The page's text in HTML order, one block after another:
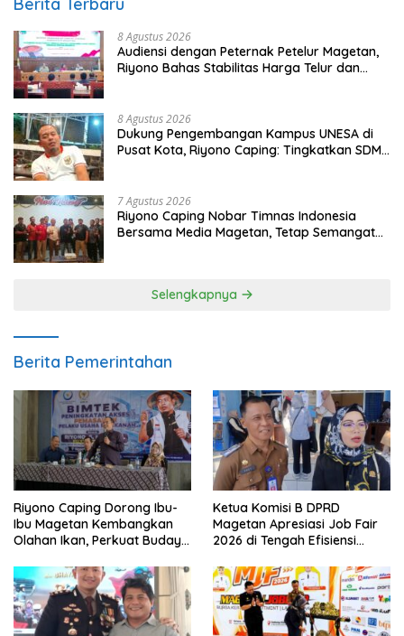
Berita Terbaru
8 Agustus 2026
Audiensi dengan Peternak Petelur Magetan,
Riyono Bahas Stabilitas Harga Telur dan
8 Agustus 2026
Dukung Pengembangan Kampus UNESA di
Pusat Kota, Riyono Caping: Tingkatkan SDM
7 Agustus 2026
Riyono Caping Nobar Timnas Indonesia
Bersama Media Magetan, Tetap Semangat
Selengkapnya
Berita Pemerintahan
Riyono Caping Dorong Ibu-
Ibu Magetan Kembangkan
Olahan Ikan, Perkuat Budaya
Ketua Komisi B DPRD
Magetan Apresiasi Job Fair
2026 di Tengah Efisiensi